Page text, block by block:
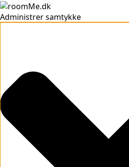
Administrer samtykke